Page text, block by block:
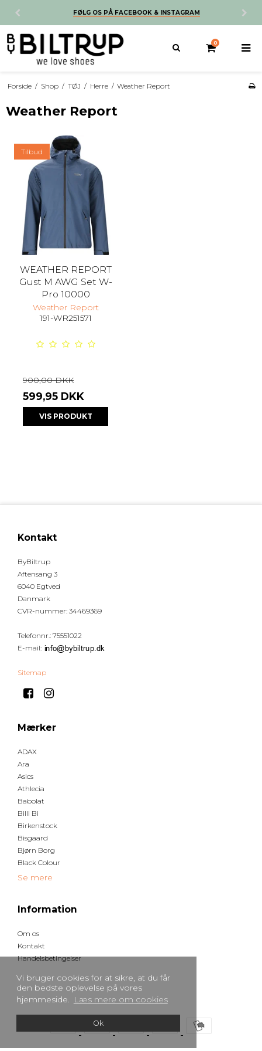
Vi bruger cookies for at sikre, at du får
den bedste oplevelse på vores
hjemmeside. Læs mere om cookies
Ok
FØLG OS PÅ FACEBOOK & INSTAGRAM
0
Forside / Shop / TØJ / Herre / Weather Report
Weather Report
Tilbud
WEATHER REPORT
Gust M AWG Set W-
Pro 10000
Weather Report
191-WR251571
900,00 DKK
599,95 DKK
VIS PRODUKT
Kontakt
ByBiltrup
Aftensang 3
6040 Egtved
Danmark
CVR-nummer: 34469369
Telefonnr.: 75551022
E-mail:
Sitemap
Mærker
ADAX
Ara
Asics
Athlecia
Babolat
Billi Bi
Birkenstock
Bisgaard
Bjørn Borg
Black Colour
Se mere
Information
Om os
Kontakt
Handelsbetingelser